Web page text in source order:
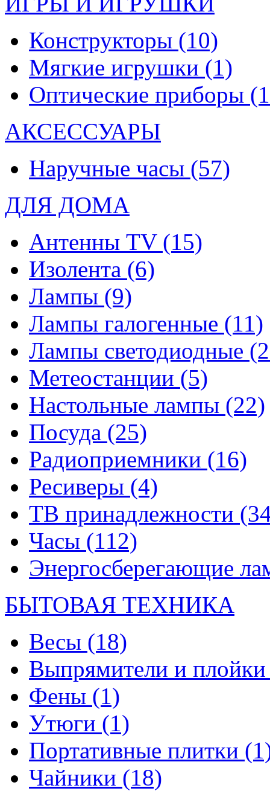
Конструкторы (10)
Мягкие игрушки (1)
Оптические приборы
АКСЕССУАРЫ
Наручные часы (57)
ДЛЯ ДОМА
Антенны TV (15)
Изолента (6)
Лампы (9)
Лампы галогенные (11)
Лампы светодиодные
Метеостанции (5)
Настольные лампы (22)
Посуда (25)
Радиоприемники (16)
Ресиверы (4)
ТВ принадлежности
Часы (112)
Энергосберегающие
БЫТОВАЯ ТЕХНИКА
Весы (18)
Выпрямители и
Фены (1)
Утюги (1)
Портативные плитки
Чайники (18)